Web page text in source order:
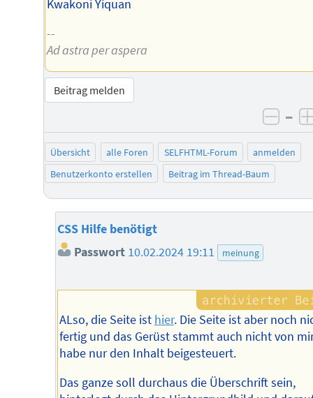
Kwakoni Yiquan
--
Ad astra per aspera
Beitrag melden
–
Übersicht alle Foren SELFHTML-Forum
anmelden
Benutzerkonto erstellen
Beitrag im Thread-Baum
CSS Hilfe benötigt
Passwort 10.02.2024 19:11 meinung
ALso, die Seite ist hier. Die Seite ist aber noch
fertig und das Gerüst stammt auch nicht von
habe nur den Inhalt beigesteuert.
Das ganze soll durchaus die Überschrift sein,